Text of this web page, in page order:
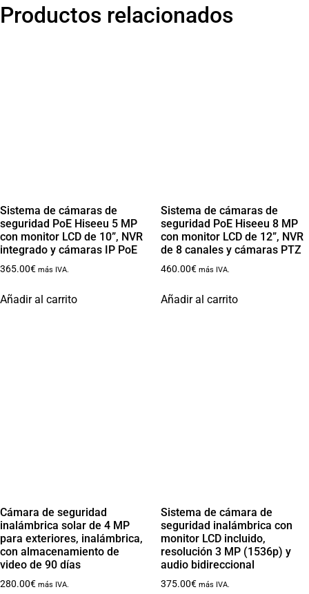
Productos relacionados
Sistema de cámaras de
seguridad PoE Hiseeu 5 MP
con monitor LCD de 10”, NVR
integrado y cámaras IP PoE
365.00€ más IVA.
Añadir al carrito
Sistema de cámaras de
seguridad PoE Hiseeu 8 MP
con monitor LCD de 12”, NVR
de 8 canales y cámaras PTZ
460.00€ más IVA.
Añadir al carrito
Cámara de seguridad
inalámbrica solar de 4 MP
para exteriores, inalámbrica,
con almacenamiento de
video de 90 días
280.00€ más IVA.
Sistema de cámara de
seguridad inalámbrica con
monitor LCD incluido,
resolución 3 MP (1536p) y
audio bidireccional
375.00€ más IVA.